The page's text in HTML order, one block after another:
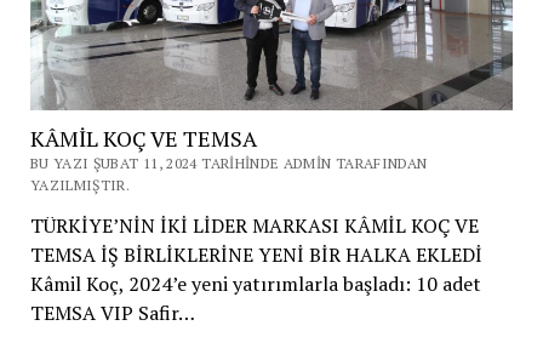
KÂMİL KOÇ VE TEMSA
BU YAZI ŞUBAT 11, 2024 TARIHINDE ADMIN TARAFINDAN
YAZILMIŞTIR.
TÜRKİYE’NİN İKİ LİDER MARKASI KÂMİL KOÇ VE
TEMSA İŞ BİRLİKLERİNE YENİ BİR HALKA EKLEDİ
Kâmil Koç, 2024’e yeni yatırımlarla başladı: 10 adet
TEMSA VIP Safir…